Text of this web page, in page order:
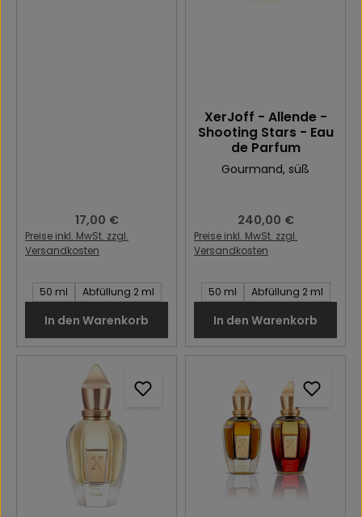
Regulärer Preis:
17,00 €
Preise inkl. MwSt. zzgl.
Versandkosten
Inhalt des Artikel:
50 ml Abfüllung 2 ml
In den Warenkorb
XerJoff - Allende -
Shooting Stars - Eau
de Parfum
Gourmand, süß
Regulärer Preis:
240,00 €
Preise inkl. MwSt. zzgl.
Versandkosten
Inhalt des Artikel:
50 ml Abfüllung 2 ml
In den Warenkorb